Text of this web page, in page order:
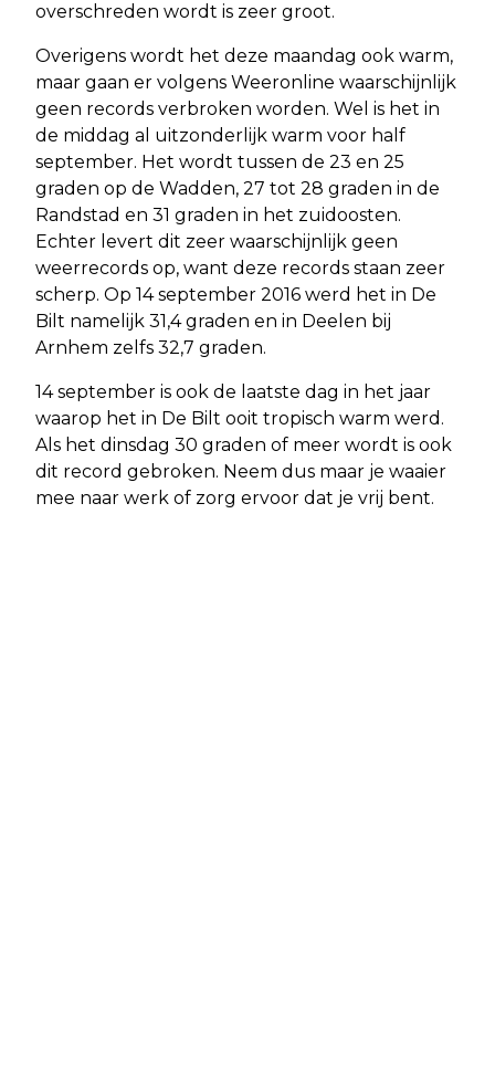
overschreden wordt is zeer groot.
Overigens wordt het deze maandag ook warm,
maar gaan er volgens Weeronline waarschijnlijk
geen records verbroken worden. Wel is het in
de middag al uitzonderlijk warm voor half
september. Het wordt tussen de 23 en 25
graden op de Wadden, 27 tot 28 graden in de
Randstad en 31 graden in het zuidoosten.
Echter levert dit zeer waarschijnlijk geen
weerrecords op, want deze records staan zeer
scherp. Op 14 september 2016 werd het in De
Bilt namelijk 31,4 graden en in Deelen bij
Arnhem zelfs 32,7 graden.
14 september is ook de laatste dag in het jaar
waarop het in De Bilt ooit tropisch warm werd.
Als het dinsdag 30 graden of meer wordt is ook
dit record gebroken. Neem dus maar je waaier
mee naar werk of zorg ervoor dat je vrij bent.